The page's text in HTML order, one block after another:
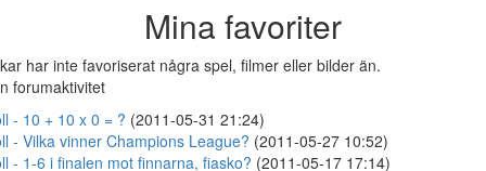
Mina favoriter
har inte favoriserat några spel, filmer eller bilder än.
forumaktivitet
- 10 + 10 x 0 = ? (2011-05-31 21:24)
- Vilka vinner Champions League? (2011-05-27 10:52)
- 1-6 i finalen mot finnarna, fiasko? (2011-05-17 17:14)